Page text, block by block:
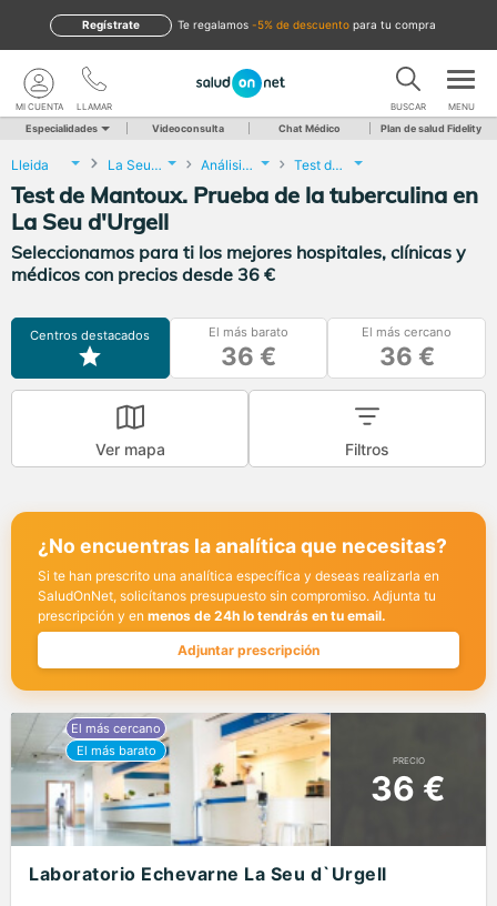
te regalamos -5% de descuento para tu compra
Regístrate
LLAMAR
MI CUENTA BUSCAR MENU
Especialidades Videoconsulta Chat Médico Plan de salud Fidelity
Lleida La Seu d'Urgell Análisis Clínicos Test de Mantoux. Prueba de la tuberculina
Test de Mantoux. Prueba de la tuberculina en
La Seu d'Urgell
Seleccionamos para ti los mejores hospitales, clínicas y
médicos con precios desde 36 €
Centros destacados El más barato
36 €
El más cercano
36 €
Ver mapa Filtros
¿No encuentras la analítica que necesitas?
Si te han prescrito una analítica específica y deseas realizarla en
SaludOnNet, solicítanos presupuesto sin compromiso. Adjunta tu
prescripción y en menos de 24h lo tendrás en tu email.
Adjuntar prescripción
PRECIO
36 €
Laboratorio Echevarne La Seu d`Urgell